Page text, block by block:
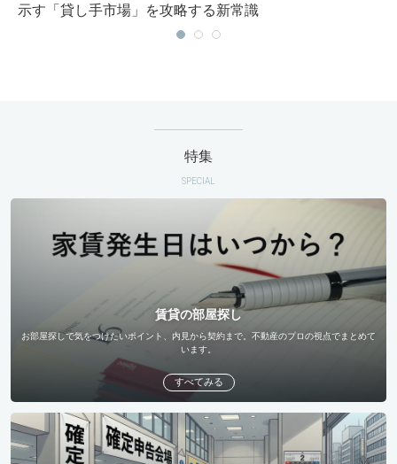
示す「貸し手市場」を攻略する新常識
特集
SPECIAL
賃貸の部屋探し
お部屋探しで気をつけたいポイント、内見から契約まで。不動産のプロの視点でまとめて
います。
すべてみる